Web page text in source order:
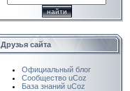
Друзья сайта
Официальный блог
Сообщество uCoz
База знаний uCoz